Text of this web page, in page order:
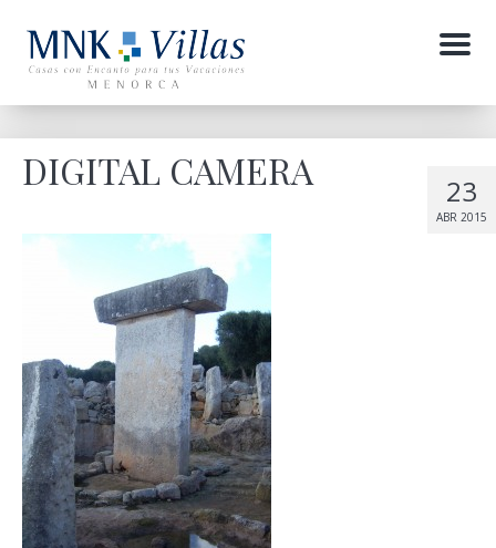
Menu
23
ABR 2015
DIGITAL CAMERA